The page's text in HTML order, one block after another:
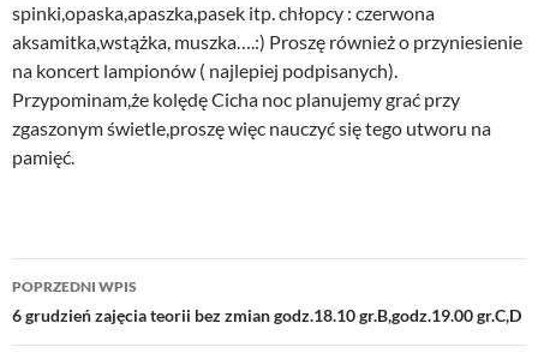
spinki,opaska,apaszka,pasek itp. chłopcy : czerwona
aksamitka,wstążka, muszka….:) Proszę również o przyniesienie
na koncert lampionów ( najlepiej podpisanych).
Przypominam,że kolędę Cicha noc planujemy grać przy
zgaszonym świetle,proszę więc nauczyć się tego utworu na
pamięć.
Nawigacja
wpisu
POPRZEDNI WPIS
6 grudzień zajęcia teorii bez zmian godz.18.10 gr.B,godz.19.00 gr.C,D